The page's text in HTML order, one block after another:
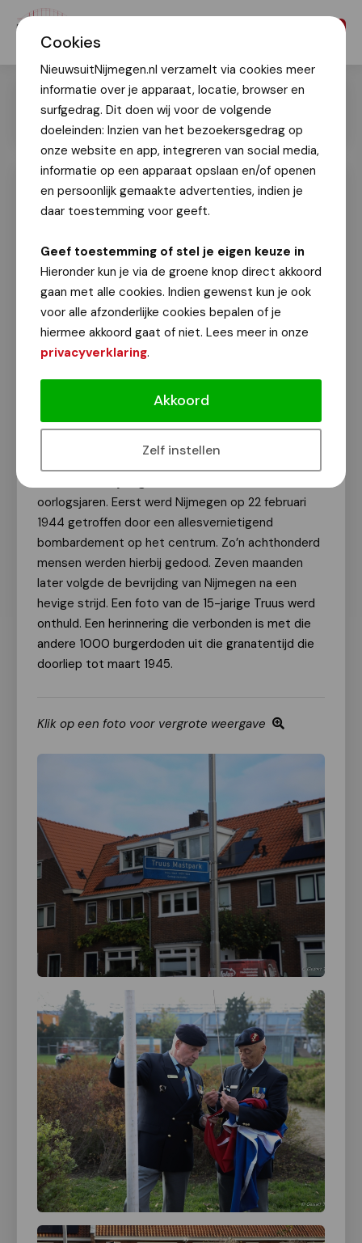
Cookies
NieuwsuitNijmegen.nl verzamelt via cookies meer
informatie over je apparaat, locatie, browser en
surfgedrag. Dit doen wij voor de volgende
doeleinden: Inzien van het bezoekersgedrag op
onze website en app, integreren van social media,
informatie op een apparaat opslaan en/of openen
en persoonlijk gemaakte advertenties, indien je
daar toestemming voor geeft.
Geef toestemming of stel je eigen keuze in
Hieronder kun je via de groene knop direct akkoord
gaan met alle cookies. Indien gewenst kun je ook
voor alle afzonderlijke cookies bepalen of je
hiermee akkoord gaat of niet. Lees meer in onze
privacyverklaring.
Akkoord
Zelf instellen
Herdenking Truus Mast, nu 80 jaar
geleden: het bittere slot van de
Geert Timmer
10 november 2024
Burgemeester Bruls was aanwezig bij de herdenking
vanTruusMast in Nijmegen-Oost. Truus Mast was
caissière bij het Sportfondsenbad aan de Van
Beethovenstraat en kwam op 10 november 1944 -
de frontstadperiode - om het leven door een
granaatscherf. Twee Amerikaanse soldaten kwam
oorlogsjaren. Eerst werd Nijmegen op 22 februari
1944 getroffen door een allesvernietigend
bombardement op het centrum. Zo’n achthonderd
mensen werden hierbij gedood. Zeven maanden
later volgde de bevrijding van Nijmegen na een
hevige strijd. Een foto van de 15-jarige Truus werd
onthuld. Een herinnering die verbonden is met die
andere 1000 burgerdoden uit die granatentijd die
doorliep tot maart 1945.
Klik op een foto voor vergrote weergave